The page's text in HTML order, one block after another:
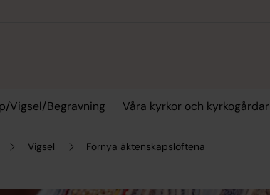
Vigsel/Begravning Våra kyrkor och kyrkogårdar
Vigsel Förnya äktenskapslöftena